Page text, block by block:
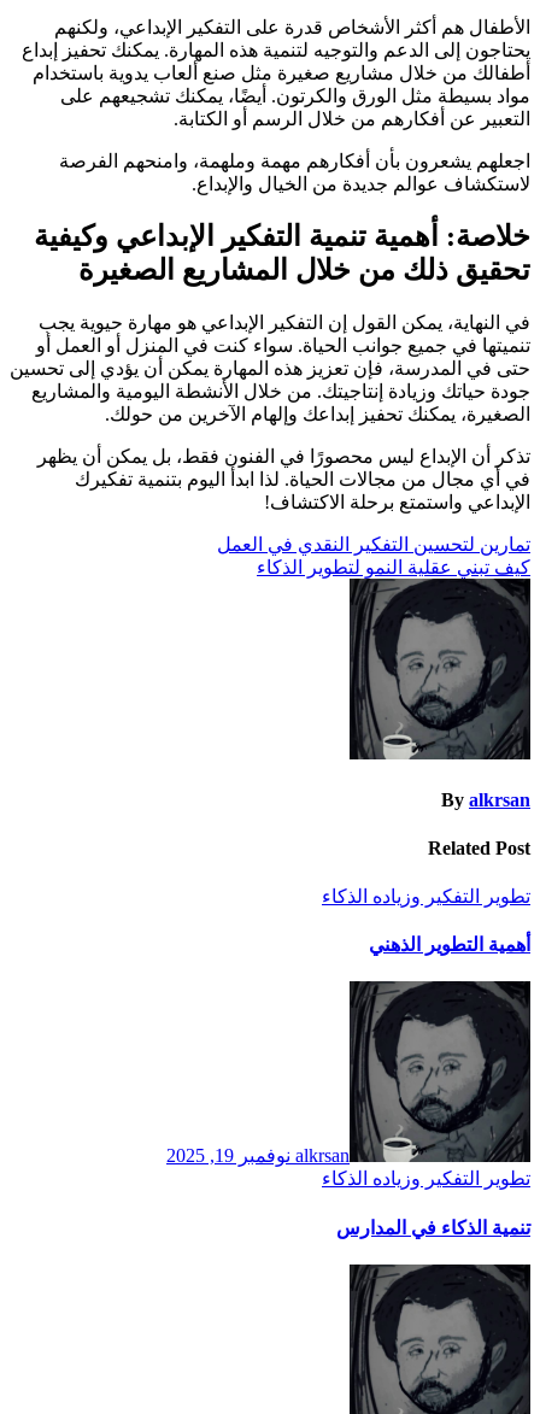
الأطفال هم أكثر الأشخاص قدرة على التفكير الإبداعي، ولكنهم
يحتاجون إلى الدعم والتوجيه لتنمية هذه المهارة. يمكنك تحفيز إبداع
أطفالك من خلال مشاريع صغيرة مثل صنع ألعاب يدوية باستخدام
مواد بسيطة مثل الورق والكرتون. أيضًا، يمكنك تشجيعهم على
التعبير عن أفكارهم من خلال الرسم أو الكتابة.
اجعلهم يشعرون بأن أفكارهم مهمة وملهمة، وامنحهم الفرصة
لاستكشاف عوالم جديدة من الخيال والإبداع.
خلاصة: أهمية تنمية التفكير الإبداعي وكيفية
تحقيق ذلك من خلال المشاريع الصغيرة
في النهاية، يمكن القول إن التفكير الإبداعي هو مهارة حيوية يجب
تنميتها في جميع جوانب الحياة. سواء كنت في المنزل أو العمل أو
حتى في المدرسة، فإن تعزيز هذه المهارة يمكن أن يؤدي إلى تحسين
جودة حياتك وزيادة إنتاجيتك. من خلال الأنشطة اليومية والمشاريع
الصغيرة، يمكنك تحفيز إبداعك وإلهام الآخرين من حولك.
تذكر أن الإبداع ليس محصورًا في الفنون فقط، بل يمكن أن يظهر
في أي مجال من مجالات الحياة. لذا ابدأ اليوم بتنمية تفكيرك
الإبداعي واستمتع برحلة الاكتشاف!
تصفّح
المقالات
تمارين لتحسين التفكير النقدي في العمل
كيف تبني عقلية النمو لتطوير الذكاء
By alkrsan
Related Post
تطوير التفكير وزياده الذكاء
أهمية التطوير الذهني
alkrsan نوفمبر 19, 2025
تطوير التفكير وزياده الذكاء
تنمية الذكاء في المدارس